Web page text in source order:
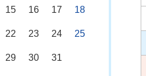
15 16 17 18
22 23 24 25
29 30 31